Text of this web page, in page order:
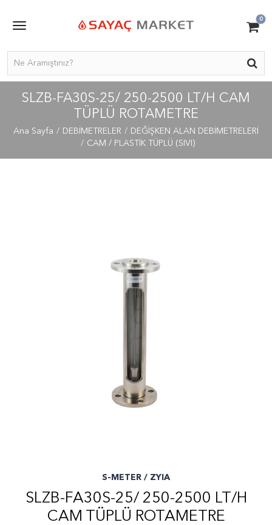
0
SLZB-FA30S-25/ 250-2500 LT/H CAM
TÜPLÜ ROTAMETRE
Ana Sayfa DEBİMETRELER
DEĞİŞKEN ALAN DEBİMETRELERİ
CAM / PLASTİK TÜPLÜ (SIVI)
S-METER / ZYIA
SLZB-FA30S-25/ 250-2500 LT/H
CAM TÜPLÜ ROTAMETRE